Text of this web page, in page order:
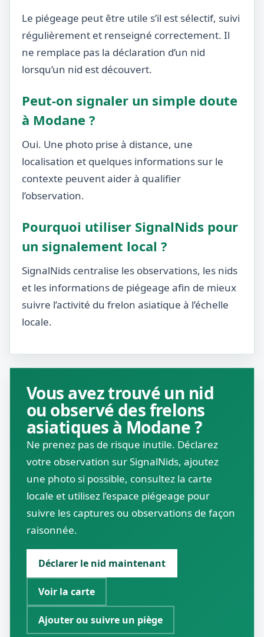
Le piégeage peut être utile s’il est sélectif, suivi
régulièrement et renseigné correctement. Il
ne remplace pas la déclaration d’un nid
lorsqu’un nid est découvert.
Peut-on signaler un simple doute
à Modane ?
Oui. Une photo prise à distance, une
localisation et quelques informations sur le
contexte peuvent aider à qualifier
l’observation.
Pourquoi utiliser SignalNids pour
un signalement local ?
SignalNids centralise les observations, les nids
et les informations de piégeage afin de mieux
suivre l’activité du frelon asiatique à l’échelle
locale.
Vous avez trouvé un nid
ou observé des frelons
asiatiques à Modane ?
Ne prenez pas de risque inutile. Déclarez
votre observation sur SignalNids, ajoutez
une photo si possible, consultez la carte
locale et utilisez l’espace piégeage pour
suivre les captures ou observations de façon
raisonnée.
Déclarer le nid maintenant
Voir la carte
Ajouter ou suivre un piège